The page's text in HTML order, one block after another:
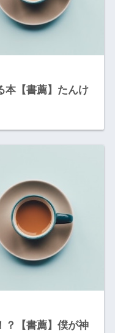
本【書薦】たんけ
？【書薦】僕が神